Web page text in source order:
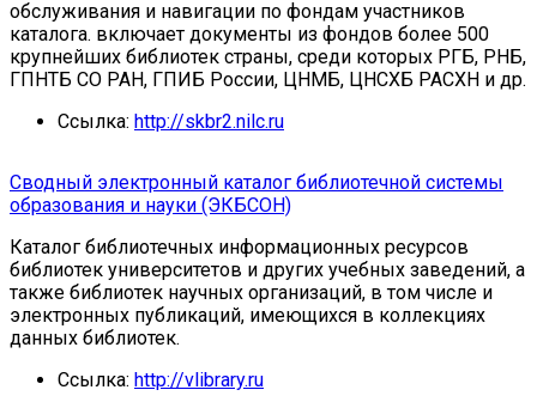
обслуживания и навигации по фондам участников
каталога. включает документы из фондов более 500
крупнейших библиотек страны, среди которых РГБ, РНБ,
ГПНТБ СО РАН, ГПИБ России, ЦНМБ, ЦНСХБ РАСХН и др.
Ссылка: http://skbr2.nilc.ru
Сводный электронный каталог библиотечной системы
образования и науки (ЭКБСОН)
Каталог библиотечных информационных ресурсов
библиотек университетов и других учебных заведений, а
также библиотек научных организаций, в том числе и
электронных публикаций, имеющихся в коллекциях
данных библиотек.
Ссылка: http://vlibrary.ru